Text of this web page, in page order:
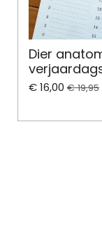
Dier
€ 16,00 € 19,95